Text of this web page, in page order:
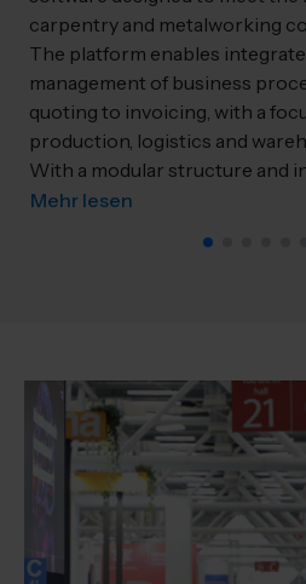
carpentry and metalworking
The platform enables
management of business
quoting to invoicing, with a
production, logistics and
With a modular structure and
Mehr lesen